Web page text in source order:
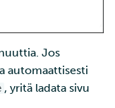
Jos
automaattisesti
, yritä ladata sivu